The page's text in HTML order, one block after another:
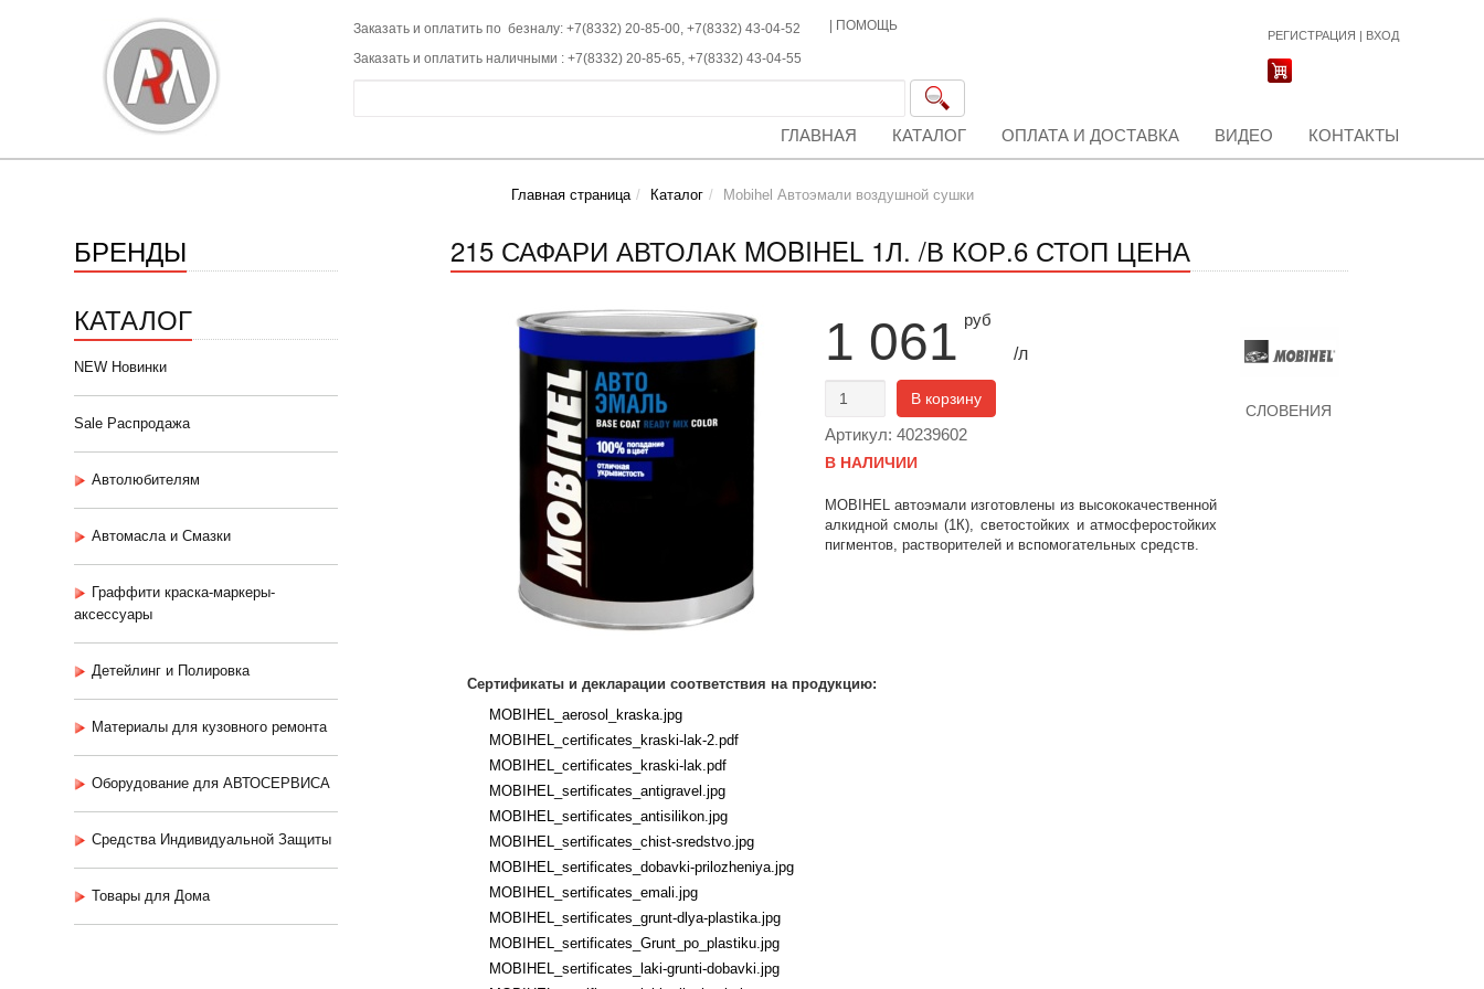
Заказать и оплатить по безналу: +7(8332) 20-85-00, +7(8332) 43-04-52
Заказать и оплатить наличными : +7(8332) 20-85-65, +7(8332) 43-04-55
ПОМОЩЬ
РЕГИСТРАЦИЯ | ВХОД
ГЛАВНАЯ КАТАЛОГ ОПЛАТА И ДОСТАВКА ВИДЕО КОНТАКТЫ
Главная страница Каталог Mobihel Автоэмали воздушной сушки
БРЕНДЫ
КАТАЛОГ
NEW Новинки
Sale Распродажа
Автолюбителям
Автомасла и Смазки
Граффити краска-маркеры-
аксессуары
Детейлинг и Полировка
Материалы для кузовного ремонта
Оборудование для АВТОСЕРВИСА
Средства Индивидуальной Защиты
Товары для Дома
215 САФАРИ АВТОЛАК MOBIHEL 1Л. /В КОР.6 СТОП ЦЕНА
1 061 руб
/л
В корзину
Артикул: 40239602
В НАЛИЧИИ
MOBIHEL автоэмали изготовлены из высококачественной
алкидной смолы (1К), светостойких и атмосферостойких
пигментов, растворителей и вспомогательных средств.
СЛОВЕНИЯ
Сертификаты и декларации соответствия на продукцию:
MOBIHEL_aerosol_kraska.jpg
MOBIHEL_certificates_kraski-lak-2.pdf
MOBIHEL_certificates_kraski-lak.pdf
MOBIHEL_sertificates_antigravel.jpg
MOBIHEL_sertificates_antisilikon.jpg
MOBIHEL_sertificates_chist-sredstvo.jpg
MOBIHEL_sertificates_dobavki-prilozheniya.jpg
MOBIHEL_sertificates_emali.jpg
MOBIHEL_sertificates_grunt-dlya-plastika.jpg
MOBIHEL_sertificates_Grunt_po_plastiku.jpg
MOBIHEL_sertificates_laki-grunti-dobavki.jpg